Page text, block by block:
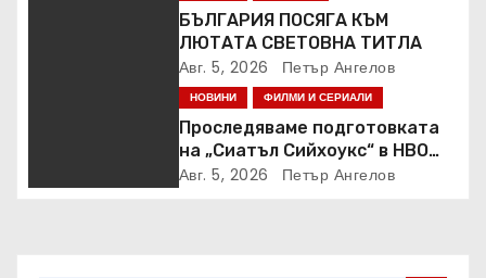
БЪЛГАРИЯ ПОСЯГА КЪМ
ЛЮТАТА СВЕТОВНА ТИТЛА
Авг. 5, 2026 Петър Ангелов
НОВИНИ ФИЛМИ И СЕРИАЛИ
Проследяваме подготовката
на „Сиатъл Сийхоукс“ в HBO
Max
Авг. 5, 2026 Петър Ангелов